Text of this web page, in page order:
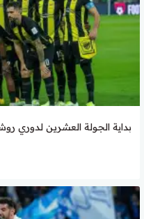
بداية الجولة العشرين لدوري